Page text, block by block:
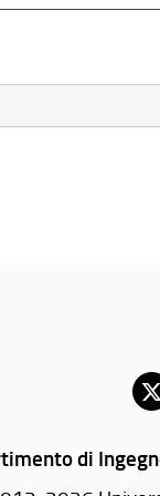
di